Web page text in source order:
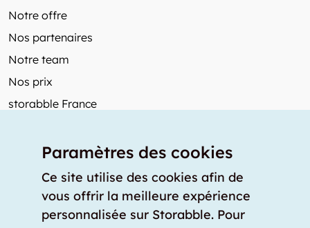
Notre offre
Nos partenaires
Notre team
Nos prix
storabble France
Articles de presse
Comment calculer la capacité d'un garde-meuble?
Quel est le tarif moyen d'un garde-meuble?
Paramètres des cookies
Ce site utilise des cookies afin de
vous offrir la meilleure expérience
personnalisée sur Storabble. Pour